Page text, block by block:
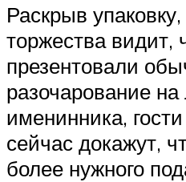
Раскрыв
торжества видит,
презентовали
разочарование
именинника,
сейчас докажут,
более нужного